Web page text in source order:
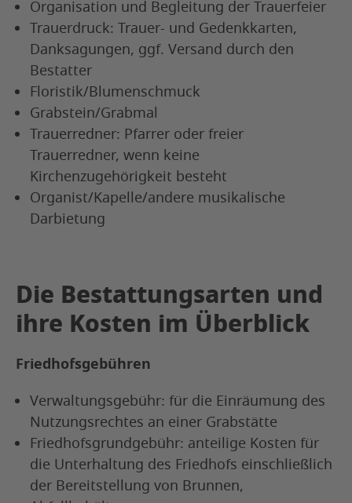
Organisation und Begleitung der Trauerfeier
Trauerdruck: Trauer- und Gedenkkarten,
Danksagungen, ggf. Versand durch den
Bestatter
Floristik/Blumenschmuck
Grabstein/Grabmal
Trauerredner: Pfarrer oder freier
Trauerredner, wenn keine
Kirchenzugehörigkeit besteht
Organist/Kapelle/andere musikalische
Darbietung
Die Bestattungsarten und
ihre Kosten im Überblick
Friedhofsgebühren
Verwaltungsgebühr: für die Einräumung des
Nutzungsrechtes an einer Grabstätte
Friedhofsgrundgebühr: anteilige Kosten für
die Unterhaltung des Friedhofs einschließlich
der Bereitstellung von Brunnen,